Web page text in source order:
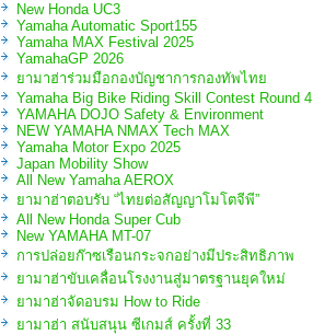
New Honda UC3
Yamaha Automatic Sport155
Yamaha MAX Festival 2025
YamahaGP 2026
ยามาฮ่าร่วมมือกองบัญชาการกองทัพไทย
Yamaha Big Bike Riding Skill Contest Round 4
YAMAHA DOJO Safety & Environment
NEW YAMAHA NMAX Tech MAX
Yamaha Motor Expo 2025
Japan Mobility Show
All New Yamaha AEROX
ยามาฮ่าตอบรับ “ไทยต่อสัญญาโมโตจีพี”
All New Honda Super Cub
New YAMAHA MT-07
การปล่อยก๊าซเรือนกระจกอย่างมีประสิทธิภาพ
ยามาฮ่าขับเคลื่อนโรงงานสู่มาตรฐานยุคใหม่
ยามาฮ่าจัดอบรม How to Ride
ยามาฮ่า สนับสนุน ซีเกมส์ ครั้งที่ 33